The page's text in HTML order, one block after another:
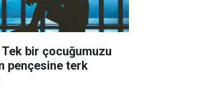
bir çocuğumuzu
pençesine terk